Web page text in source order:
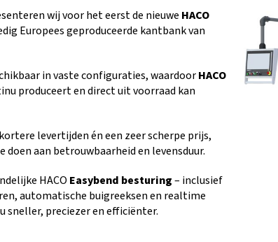
wij voor het eerst de nieuwe HACO
Europees geproduceerde kantbank van
in vaste configuraties, waardoorHACO
produceert en direct uit voorraad kan
levertijden én een zeer scherpe prijs,
doen aan betrouwbaarheid en levensduur.
HACO Easybend besturing– inclusief
automatische buigreeksen en realtime
sneller, preciezer en efficiënter.